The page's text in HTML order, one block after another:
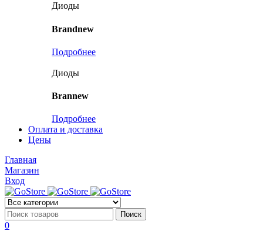
Диоды
Brandnew
Подробнее
Диоды
Brannew
Подробнее
Оплата и доставка
Цены
Главная
Магазин
Вход
0